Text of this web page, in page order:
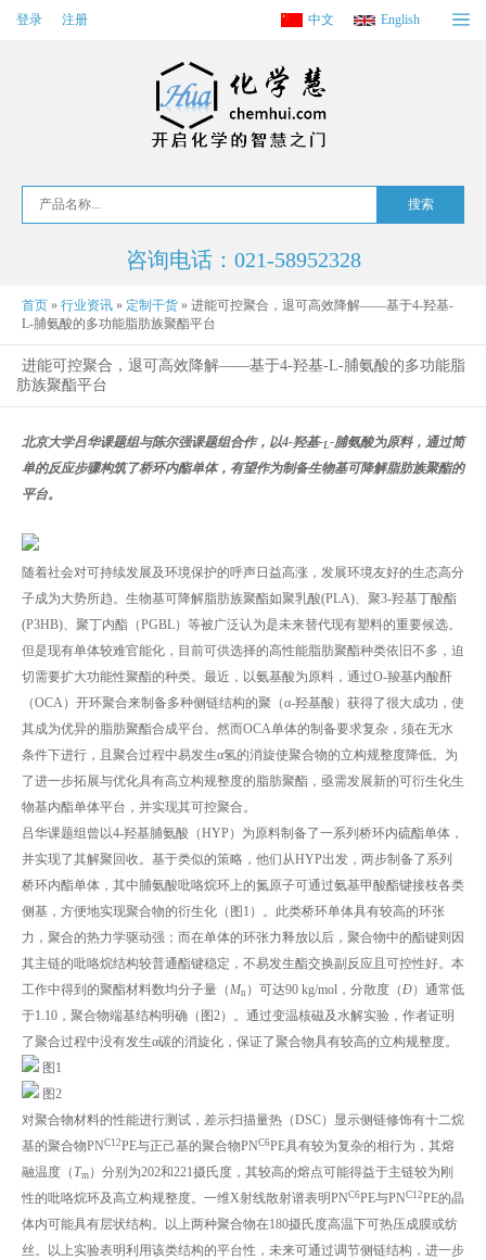
登录 注册 中文 English
咨询电话：021-58952328
首页 » 行业资讯 » 定制干货 » 进能可控聚合，退可高效降解——基于4-羟基-
L-脯氨酸的多功能脂肪族聚酯平台
进能可控聚合，退可高效降解——基于4-羟基-L-脯氨酸的多功能脂
肪族聚酯平台
北京大学吕华课题组与陈尔强课题组合作，以4-羟基-L-脯氨酸为原料，通过简
单的反应步骤构筑了桥环内酯单体，有望作为制备生物基可降解脂肪族聚酯的
平台。
随着社会对可持续发展及环境保护的呼声日益高涨，发展环境友好的生态高分
子成为大势所趋。生物基可降解脂肪族聚酯如聚乳酸(PLA)、聚3-羟基丁酸酯
(P3HB)、聚丁内酯（PGBL）等被广泛认为是未来替代现有塑料的重要候选。
但是现有单体较难官能化，目前可供选择的高性能脂肪聚酯种类依旧不多，迫
切需要扩大功能性聚酯的种类。最近，以氨基酸为原料，通过O-羧基内酸酐
（OCA）开环聚合来制备多种侧链结构的聚（α-羟基酸）获得了很大成功，使
其成为优异的脂肪聚酯合成平台。然而OCA单体的制备要求复杂，须在无水
条件下进行，且聚合过程中易发生α氢的消旋使聚合物的立构规整度降低。为
了进一步拓展与优化具有高立构规整度的脂肪聚酯，亟需发展新的可衍生化生
物基内酯单体平台，并实现其可控聚合。
吕华课题组曾以4-羟基脯氨酸（HYP）为原料制备了一系列桥环内硫酯单体，
并实现了其解聚回收。基于类似的策略，他们从HYP出发，两步制备了系列
桥环内酯单体，其中脯氨酸吡咯烷环上的氮原子可通过氨基甲酸酯键接枝各类
侧基，方便地实现聚合物的衍生化（图1）。此类桥环单体具有较高的环张
力，聚合的热力学驱动强；而在单体的环张力释放以后，聚合物中的酯键则因
其主链的吡咯烷结构较普通酯键稳定，不易发生酯交换副反应且可控性好。本
工作中得到的聚酯材料数均分子量（Mn ）可达90 kg/mol，分散度（Đ）通常低
于1.10，聚合物端基结构明确（图2）。通过变温核磁及水解实验，作者证明
了聚合过程中没有发生α碳的消旋化，保证了聚合物具有较高的立构规整度。
图1
图2
对聚合物材料的性能进行测试，差示扫描量热（DSC）显示侧链修饰有十二烷
基的聚合物PNC12PE与正己基的聚合物PNC6PE具有较为复杂的相行为，其熔
融温度（ Tm ）分别为202和221摄氏度，其较高的熔点可能得益于主链较为刚
性的吡咯烷环及高立构规整度。一维X射线散射谱表明PNC6PE与PNC12PE的晶
体内可能具有层状结构。以上两种聚合物在180摄氏度高温下可热压成膜或纺
丝。以上实验表明利用该类结构的平台性，未来可通过调节侧链结构，进一步